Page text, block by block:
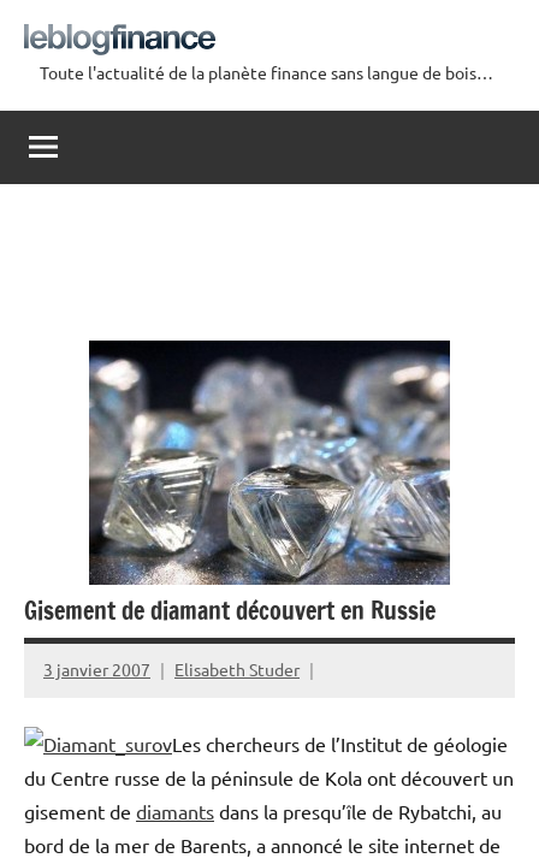
contenu
Le
Blog
Finance
Toute l'actualité de la planète finance sans langue de bois…
Gisement de diamant découvert en Russie
3 janvier 2007 Elisabeth Studer
Les chercheurs de l’Institut de géologie
du Centre russe de la péninsule de Kola ont découvert un
gisement de diamants dans la presqu’île de Rybatchi, au
bord de la mer de Barents, a annoncé le site internet de